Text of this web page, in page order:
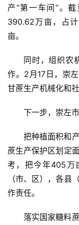
首
页
云
糖
现
货
产“第一车间”。
390.62万亩，占
亩。
同时，组织农
作。2月17日，崇
甘蔗生产机械化和
下一步，崇左
把种植面积和
蔗生产保护区划定
考，把今年405万
（市、区），各县
作责任。
落实国家糖料